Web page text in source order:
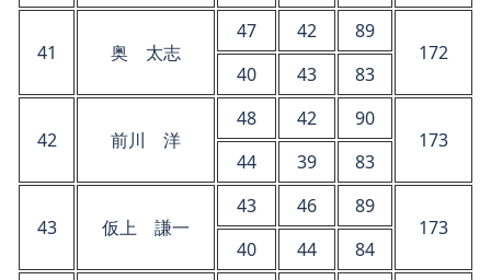
41 奥 太志
47 42
89
172
40
43 83
42 前川 洋
48 42
90
173
44
39 83
43 仮上 謙一
43 46
89
173
40
44 84